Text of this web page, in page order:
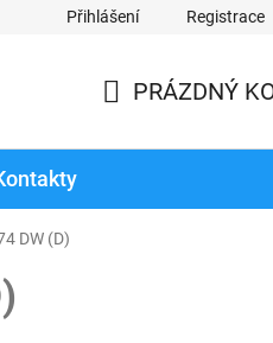
záruky Reklamace zboží v
Přihlášení Registrace
PRÁZDNÝ
DW (D)